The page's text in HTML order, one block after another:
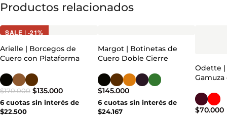
Productos relacionados
SALE | -21%
Arielle | Borcegos de
Cuero con Plataforma
$170.000 $135.000
6 cuotas sin interés de
$22.500
Margot | Botinetas de
Cuero Doble Cierre
$145.000
6 cuotas sin interés de
$24.167
Odette |
$70.000